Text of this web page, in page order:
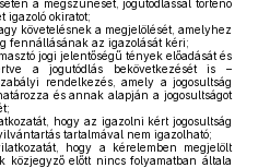
a megszűnését, jogutódlással történő
igazoló okiratot;
követelésnek a megjelölését, amelyhez
fennállásának az igazolását kéri;
jogi jelentőségű tények előadását és
a jogutódlás bekövetkezését is –
rendelkezés, amely a jogosultság
és annak alapján a jogosultságot
hogy az igazolni kért jogosultság
tartalmával nem igazolható;
hogy a kérelemben megjelölt
közjegyző előtt nincs folyamatban általa